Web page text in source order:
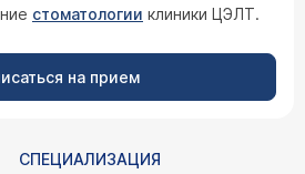
стоматологии клиники ЦЭЛТ.
на прием
СПЕЦИАЛИЗАЦИЯ